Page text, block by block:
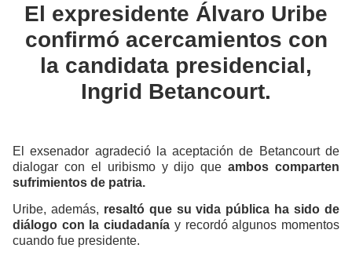
El expresidente Álvaro Uribe
confirmó acercamientos con
la candidata presidencial,
Ingrid Betancourt.
El exsenador agradeció la aceptación de Betancourt de
dialogar con el uribismo y dijo queambos comparten
sufrimientos de patria.
Uribe, además, resaltó que su vida pública ha sido de
diálogo con la ciudadanía y recordó algunos momentos
cuando fue presidente.